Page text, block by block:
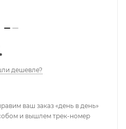
дешевле?
ваш заказ «день в день»
и вышлем трек-номер